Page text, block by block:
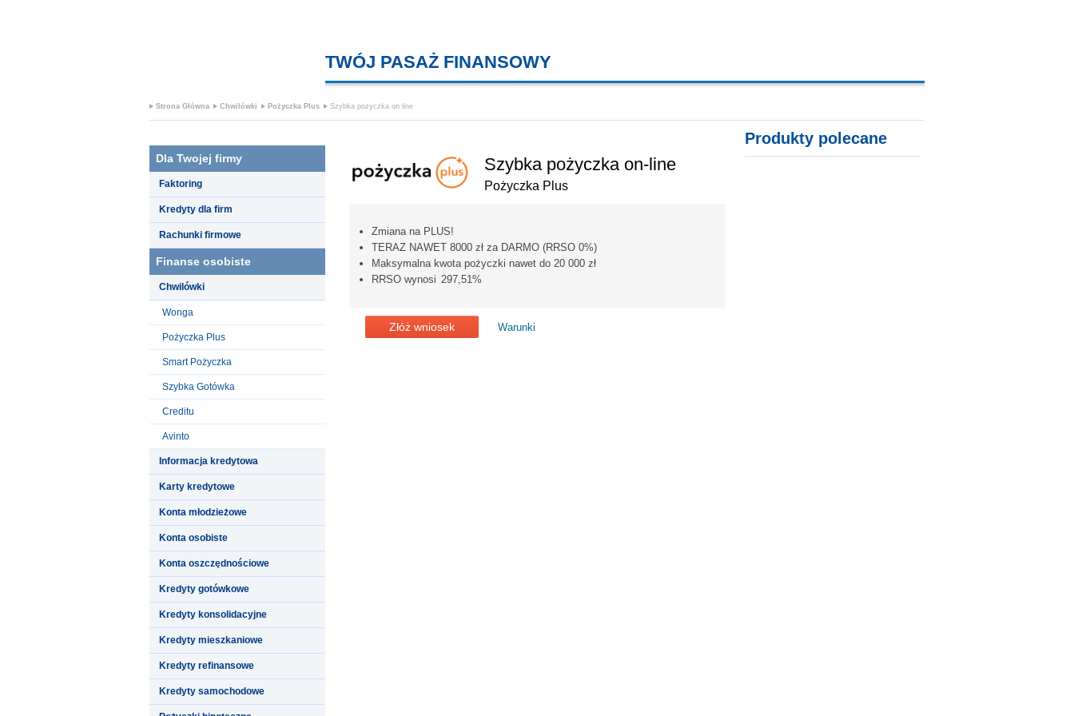
TWÓJ PASAŻ FINANSOWY
Strona Główna Chwilówki Pożyczka Plus Szybka pozyczka on line
Dla Twojej firmy
Faktoring
Kredyty dla firm
Rachunki firmowe
Finanse osobiste
Chwilówki
Wonga
Pożyczka Plus
Smart Pożyczka
Szybka Gotówka
Creditu
Avinto
Informacja kredytowa
Karty kredytowe
Konta młodzieżowe
Konta osobiste
Konta oszczędnościowe
Kredyty gotówkowe
Kredyty konsolidacyjne
Kredyty mieszkaniowe
Kredyty refinansowe
Kredyty samochodowe
Szybka pożyczka on-line
Pożyczka Plus
Zmiana na PLUS!
TERAZ NAWET 8000 zł za DARMO (RRSO 0%)
Maksymalna kwota pożyczki nawet do 20 000 zł
RRSO wynosi 297,51%
Złóż wniosek Warunki
Produkty polecane